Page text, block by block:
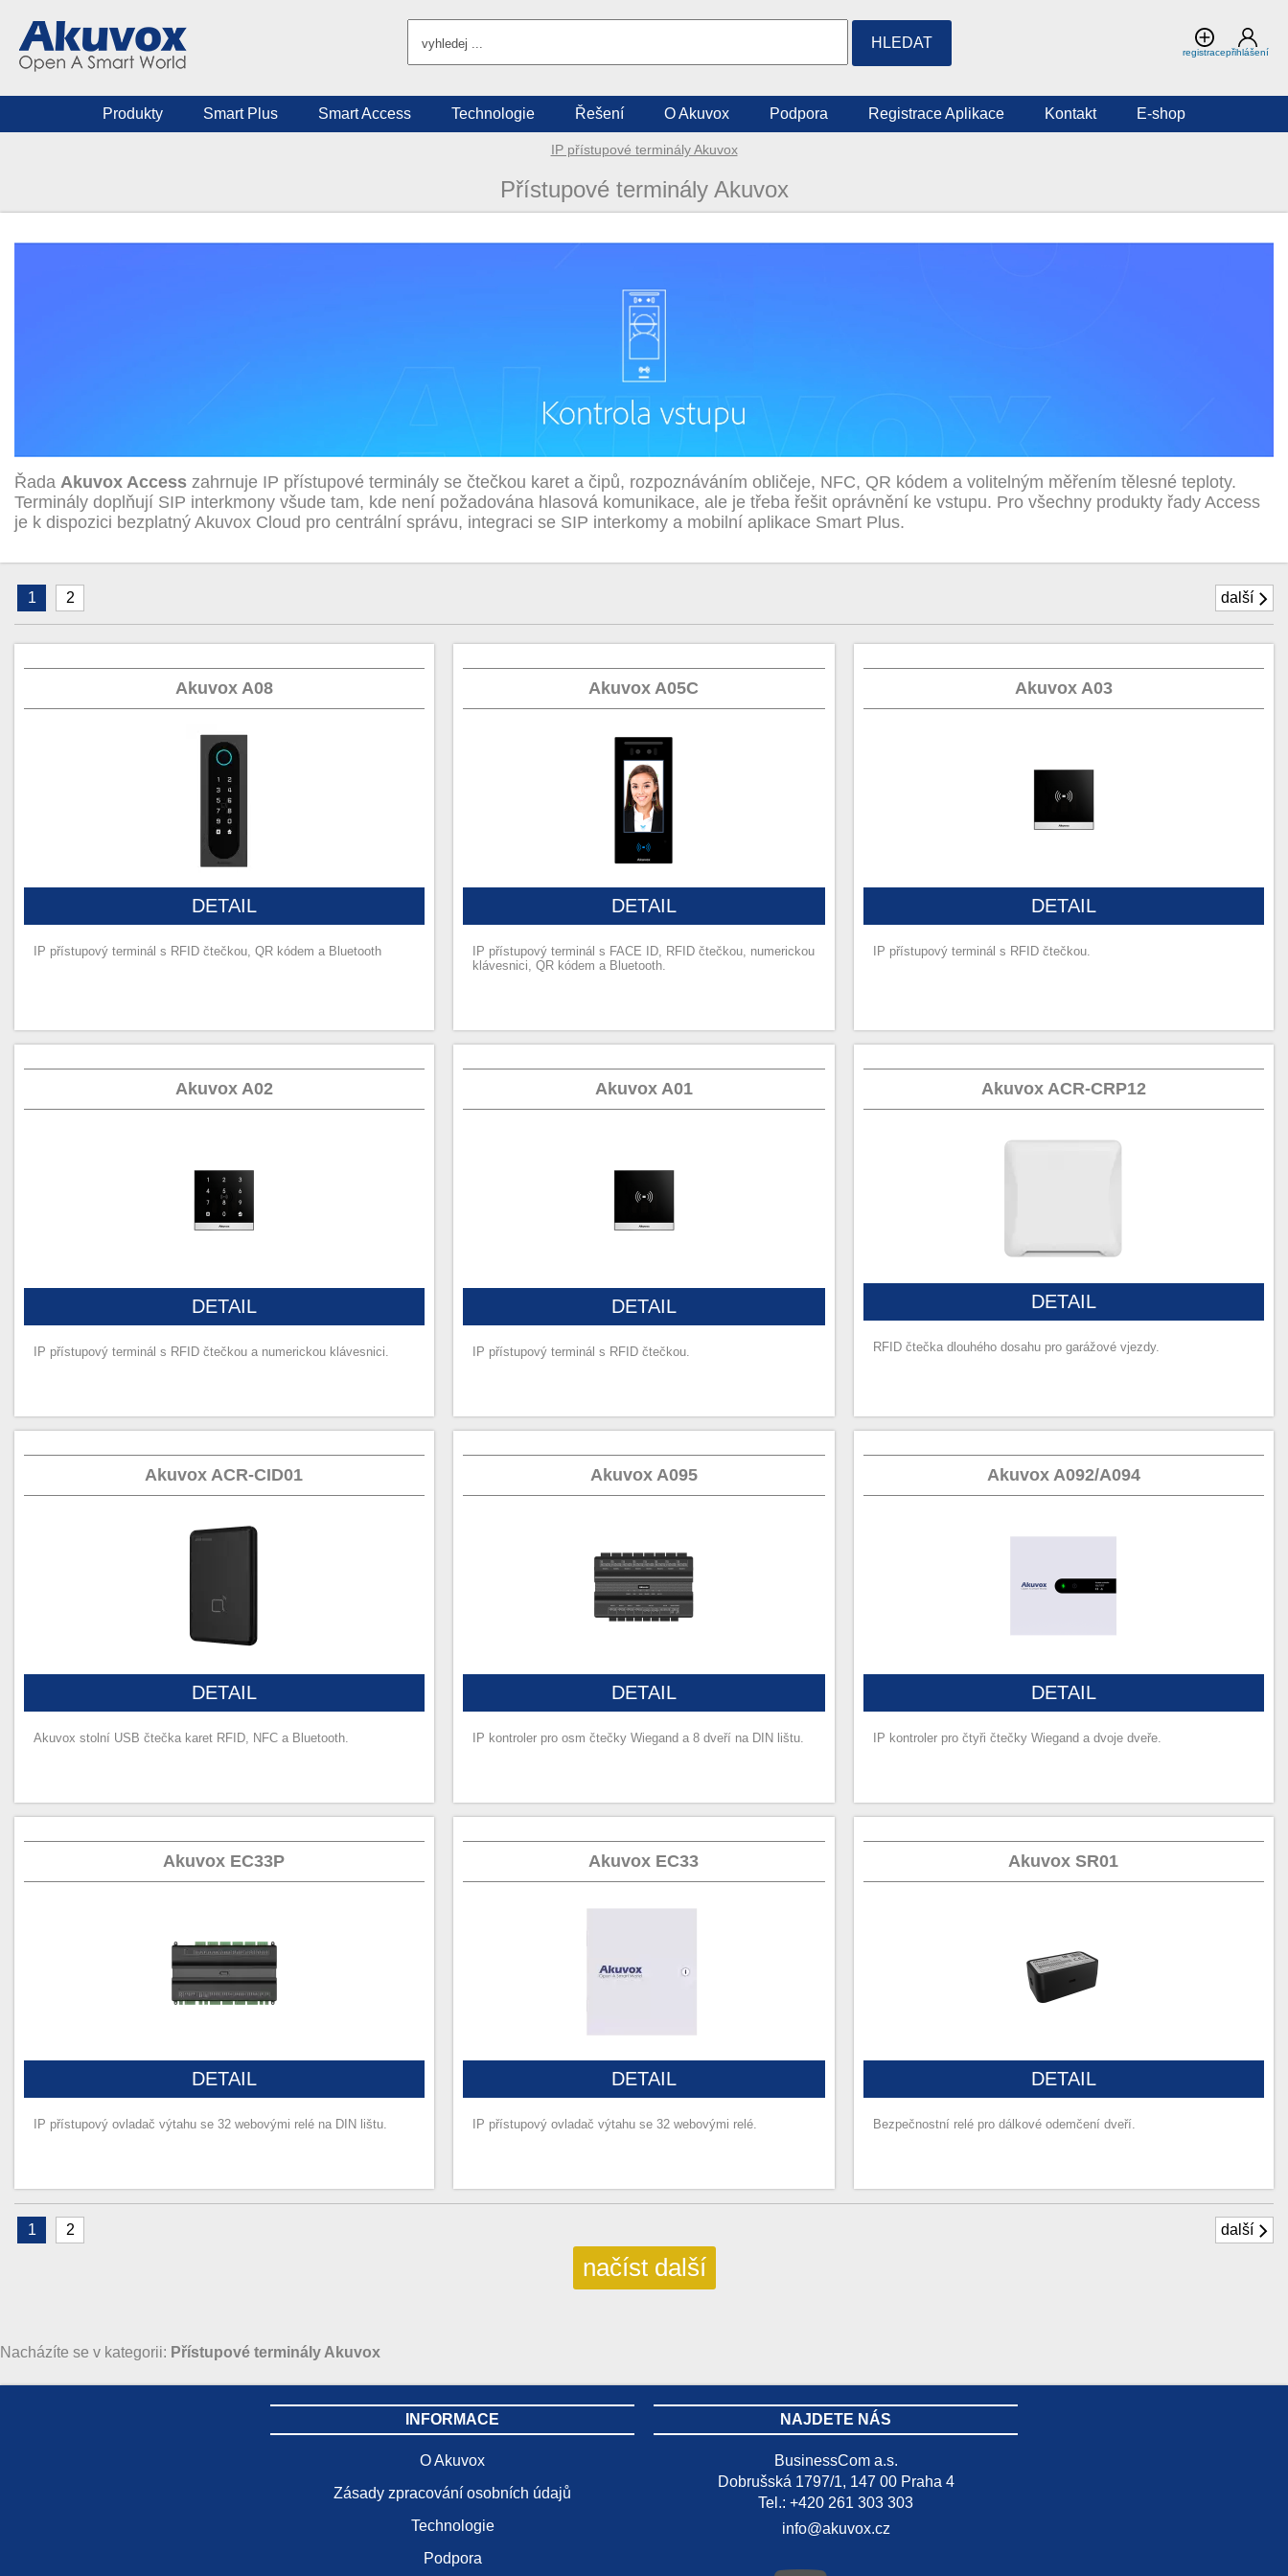
IP přístupové terminály Akuvox
Přístupové terminály Akuvox
Řada Akuvox Access zahrnuje IP přístupové terminály se čtečkou karet a čipů, rozpoznáváním obličeje, NFC, QR kódem a volitelným měřením tělesné teploty.
Terminály doplňují SIP interkmony všude tam, kde není požadována hlasová komunikace, ale je třeba řešit oprávnění ke vstupu. Pro všechny produkty řady Access
je k dispozici bezplatný Akuvox Cloud pro centrální správu, integraci se SIP interkomy a mobilní aplikace Smart Plus.
1 2 další
Akuvox A08
DETAIL
IP přístupový terminál s RFID čtečkou, QR kódem a Bluetooth
Akuvox A05C
DETAIL
IP přístupový terminál s FACE ID, RFID čtečkou, numerickou
klávesnici, QR kódem a Bluetooth.
Akuvox A03
DETAIL
IP přístupový terminál s RFID čtečkou.
Akuvox A02
DETAIL
IP přístupový terminál s RFID čtečkou a numerickou klávesnici.
Akuvox A01
DETAIL
IP přístupový terminál s RFID čtečkou.
Akuvox ACR-CRP12
DETAIL
RFID čtečka dlouhého dosahu pro garážové vjezdy.
Akuvox ACR-CID01
DETAIL
Akuvox stolní USB čtečka karet RFID, NFC a Bluetooth.
Akuvox A095
DETAIL
IP kontroler pro osm čtečky Wiegand a 8 dveří na DIN lištu.
Akuvox A092/A094
DETAIL
IP kontroler pro čtyři čtečky Wiegand a dvoje dveře.
Akuvox EC33P
DETAIL
IP přístupový ovladač výtahu se 32 webovými relé na DIN lištu.
Akuvox EC33
DETAIL
IP přístupový ovladač výtahu se 32 webovými relé.
Akuvox SR01
DETAIL
Bezpečnostní relé pro dálkové odemčení dveří.
1 2 další
načíst další
Nacházíte se v kategorii: Přístupové terminály Akuvox
Produkty Smart Plus Smart Access Technologie Řešení O Akuvox Podpora Registrace Aplikace Kontakt E-shop
HLEDAT
registracepřihlášení
INFORMACE
O Akuvox
Zásady zpracování osobních údajů
Technologie
Podpora
NAJDETE NÁS
BusinessCom a.s.
Dobrušská 1797/1, 147 00 Praha 4
Tel.: +420 261 303 303
info@akuvox.cz